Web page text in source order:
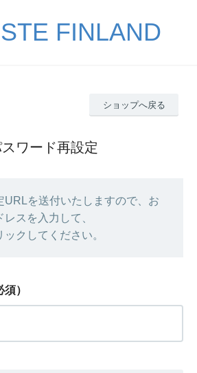
FINLAND
ショップへ戻る
ワード再設定
URLを送付いたしますので、お
スを入力して、
クしてください。
須）